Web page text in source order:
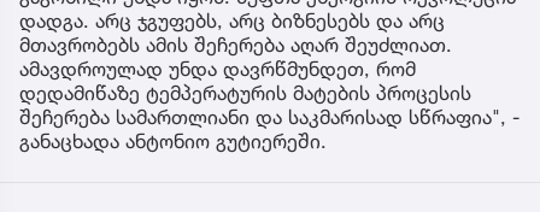
დადგა. არც ჯგუფებს, არც ბიზნესებს და არც
მთავრობებს ამის შეჩერება აღარ შეუძლიათ.
ამავდროულად უნდა დავრწმუნდეთ, რომ
დედამიწაზე ტემპერატურის მატების პროცესის
შეჩერება სამართლიანი და საკმარისად სწრაფია", -
განაცხადა ანტონიო გუტიერეში.